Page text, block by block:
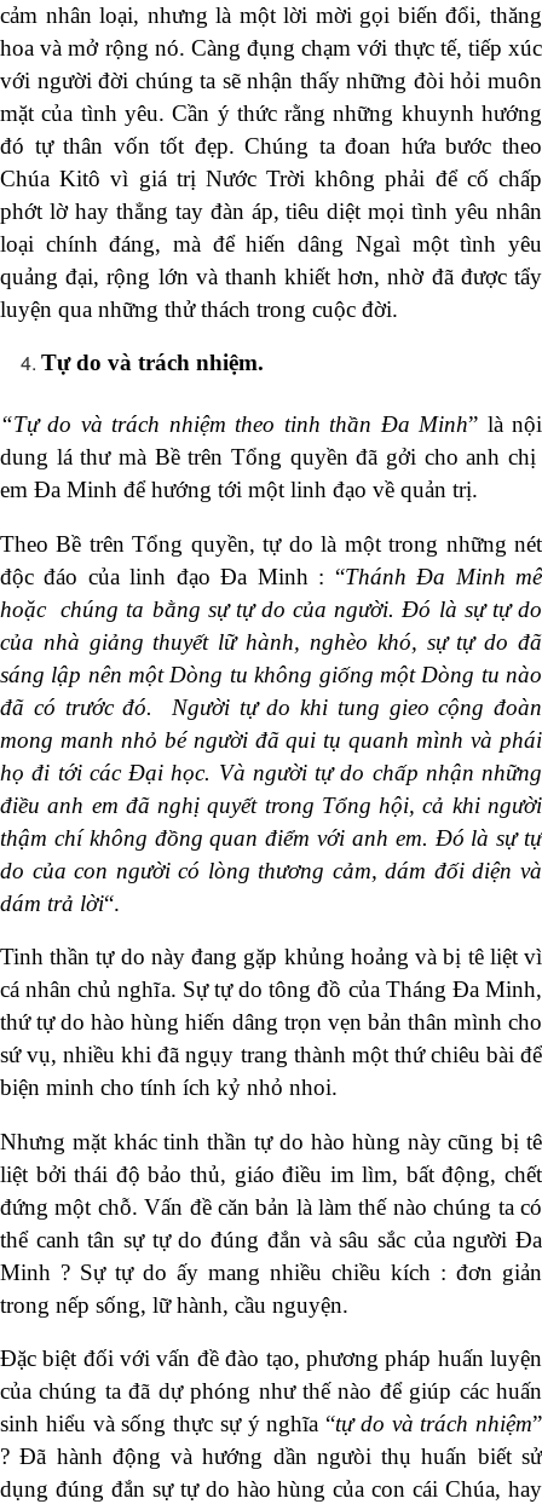
cảm nhân loại, nhưng là một lời mời gọi biến đổi, thăng
hoa và mở rộng nó. Càng đụng chạm với thực tế, tiếp xúc
với người đời chúng ta sẽ nhận thấy những đòi hỏi muôn
mặt của tình yêu. Cần ý thức rằng những khuynh hướng
đó tự thân vốn tốt đẹp. Chúng ta đoan hứa bước theo
Chúa Kitô vì giá trị Nước Trời không phải để cố chấp
phớt lờ hay thẳng tay đàn áp, tiêu diệt mọi tình yêu nhân
loại chính đáng, mà để hiến dâng Ngaì một tình yêu
quảng đại, rộng lớn và thanh khiết hơn, nhờ đã được tẩy
luyện qua những thử thách trong cuộc đời.
Tự do và trách nhiệm.
“Tự do và trách nhiệm theo tinh thần Đa Minh” là nội
dung lá thư mà Bề trên Tổng quyền đã gởi cho anh chị
em Đa Minh để hướng tới một linh đạo về quản trị.
Theo Bề trên Tổng quyền, tự do là một trong những nét
độc đáo của linh đạo Đa Minh : “Thánh Đa Minh mê
hoặc chúng ta bằng sự tự do của người. Đó là sự tự do
của nhà giảng thuyết lữ hành, nghèo khó, sự tự do đã
sáng lập nên một Dòng tu không giống một Dòng tu nào
đã có trước đó. Người tự do khi tung gieo cộng đoàn
mong manh nhỏ bé người đã qui tụ quanh mình và phái
họ đi tới các Đại học. Và người tự do chấp nhận những
điều anh em đã nghị quyết trong Tổng hội, cả khi người
thậm chí không đồng quan điểm với anh em. Đó là sự tự
do của con người có lòng thương cảm, dám đối diện và
dám trả lời“.
Tinh thần tự do này đang gặp khủng hoảng và bị tê liệt vì
cá nhân chủ nghĩa. Sự tự do tông đồ của Tháng Đa Minh,
thứ tự do hào hùng hiến dâng trọn vẹn bản thân mình cho
sứ vụ, nhiều khi đã ngụy trang thành một thứ chiêu bài để
biện minh cho tính ích kỷ nhỏ nhoi.
Nhưng mặt khác tinh thần tự do hào hùng này cũng bị tê
liệt bởi thái độ bảo thủ, giáo điều im lìm, bất động, chết
đứng một chỗ. Vấn đề căn bản là làm thế nào chúng ta có
thể canh tân sự tự do đúng đắn và sâu sắc của người Đa
Minh ? Sự tự do ấy mang nhiều chiều kích : đơn giản
trong nếp sống, lữ hành, cầu nguyện.
Đặc biệt đối với vấn đề đào tạo, phương pháp huấn luyện
của chúng ta đã dự phóng như thế nào để giúp các huấn
sinh hiểu và sống thực sự ý nghĩa “tự do và trách nhiệm”
? Đã hành động và hướng dần ngưòi thụ huấn biết sử
dụng đúng đắn sự tự do hào hùng của con cái Chúa, hay